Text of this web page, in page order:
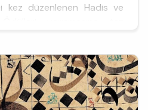
kez düzenlenen Hadis ve
ve başvuruya dair tüm